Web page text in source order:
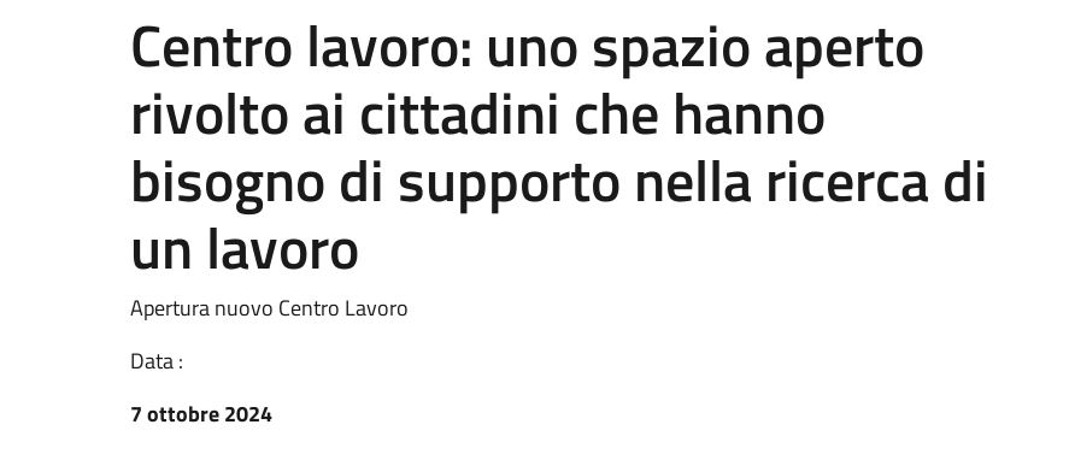
Centro lavoro: uno spazio aperto
rivolto ai cittadini che hanno
bisogno di supporto nella ricerca di
un lavoro
Apertura nuovo Centro Lavoro
Data :
7 ottobre 2024